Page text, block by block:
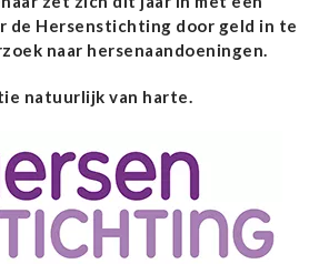
de Hersenstichting door geld in te
naar hersenaandoeningen.
natuurlijk van harte.